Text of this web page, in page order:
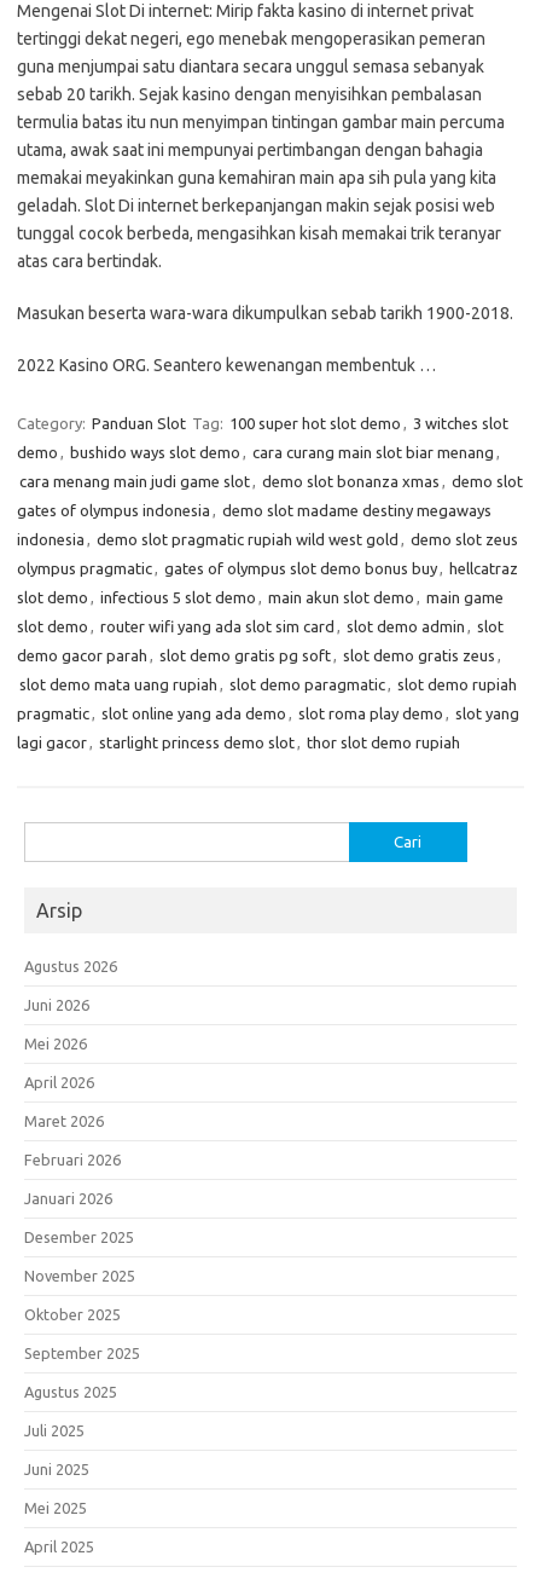
Mengenai Slot Di internet: Mirip fakta kasino di internet privat
tertinggi dekat negeri, ego menebak mengoperasikan pemeran
guna menjumpai satu diantara secara unggul semasa sebanyak
sebab 20 tarikh. Sejak kasino dengan menyisihkan pembalasan
termulia batas itu nun menyimpan tintingan gambar main percuma
utama, awak saat ini mempunyai pertimbangan dengan bahagia
memakai meyakinkan guna kemahiran main apa sih pula yang kita
geladah. Slot Di internet berkepanjangan makin sejak posisi web
tunggal cocok berbeda, mengasihkan kisah memakai trik teranyar
atas cara bertindak.
Masukan beserta wara-wara dikumpulkan sebab tarikh 1900-2018.
2022 Kasino ORG. Seantero kewenangan membentuk …
Category: Panduan Slot Tag: 100 super hot slot demo , 3 witches slot
demo , bushido ways slot demo , cara curang main slot biar menang ,
cara menang main judi game slot, demo slot bonanza xmas , demo slot
gates of olympus indonesia , demo slot madame destiny megaways
indonesia , demo slot pragmatic rupiah wild west gold , demo slot zeus
olympus pragmatic, gates of olympus slot demo bonus buy, hellcatraz
slot demo , infectious 5 slot demo , main akun slot demo , main game
slot demo , router wifi yang ada slot sim card , slot demo admin , slot
demo gacor parah , slot demo gratis pg soft, slot demo gratis zeus ,
slot demo mata uang rupiah , slot demo paragmatic, slot demo rupiah
pragmatic, slot online yang ada demo , slot roma play demo , slot yang
lagi gacor, starlight princess demo slot, thor slot demo rupiah
untuk:
Arsip
Agustus 2026
Juni 2026
Mei 2026
April 2026
Maret 2026
Februari 2026
Januari 2026
Desember 2025
November 2025
Oktober 2025
September 2025
Agustus 2025
Juli 2025
Juni 2025
Mei 2025
April 2025